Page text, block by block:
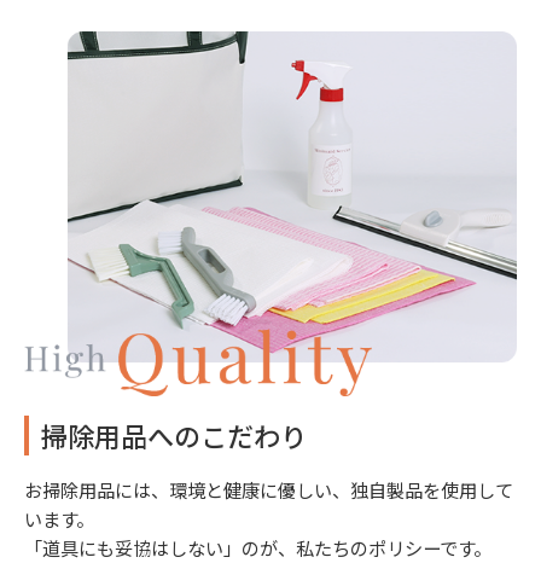
掃除用品へのこだわり
お掃除用品には、環境と健康に優しい、独自製品を使用して
います。
「道具にも妥協はしない」のが、私たちのポリシーです。